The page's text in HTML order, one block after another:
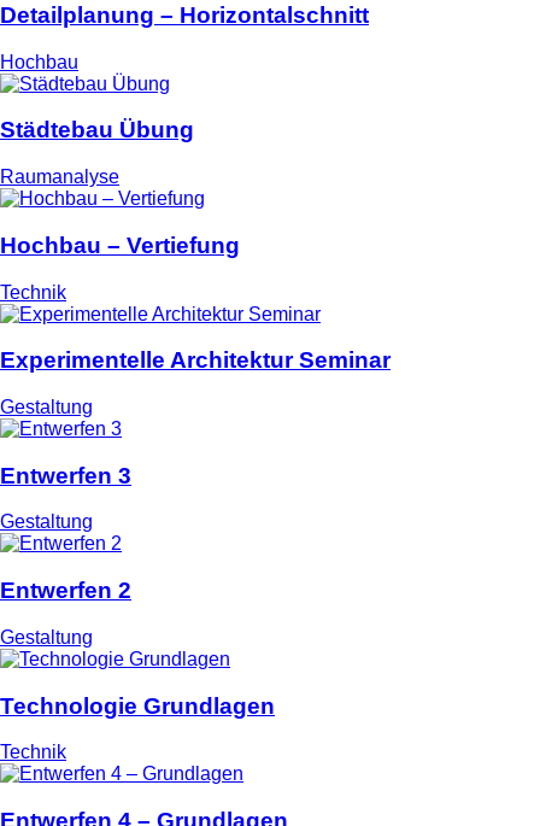
Detailplanung – Horizontalschnitt
Hochbau
Städtebau Übung
Raumanalyse
Hochbau – Vertiefung
Technik
Experimentelle Architektur Seminar
Gestaltung
Entwerfen 3
Gestaltung
Entwerfen 2
Gestaltung
Technologie Grundlagen
Technik
Entwerfen 4 – Grundlagen